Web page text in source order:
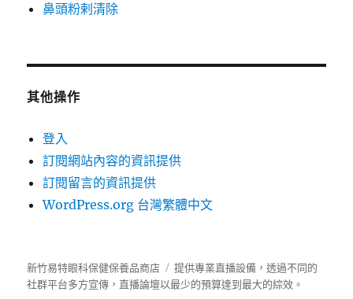
鼻頭粉剌清除
其他操作
登入
訂閱網站內容的資訊提供
訂閱留言的資訊提供
WordPress.org 台灣繁體中文
新竹易特眼科保健保養品商店
提供專業直播設備，透過不同的
社群平台多方宣傳， 直播論壇以最少的預算達到最大的綜效。